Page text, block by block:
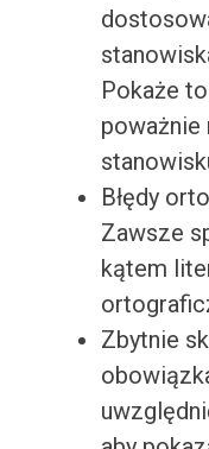
Pokaże
poważnie
Błędy
Zawsze
kątem
Zbytnie